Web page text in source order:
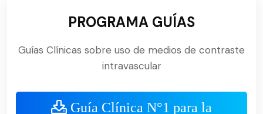
PROGRAMA GUÍAS
Guías Clínicas sobre uso de medios de contraste
intravascular
Guía Clínica N°1 para la